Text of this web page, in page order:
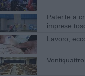
Patente a
imprese
Lavoro,